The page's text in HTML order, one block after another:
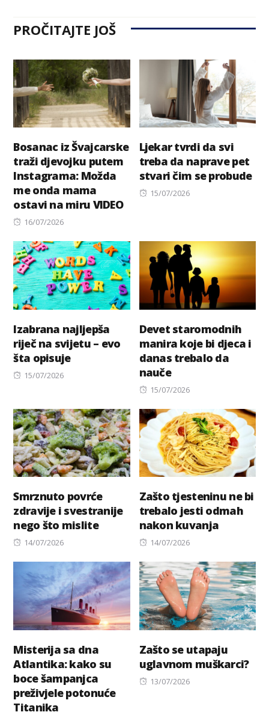
PROČITAJTE JOŠ
Bosanac iz Švajcarske
traži djevojku putem
Instagrama: Možda
me onda mama
ostavi na miru VIDEO
Posted
16/07/2026
Ljekar tvrdi da svi
treba da naprave pet
stvari čim se probude
Posted
15/07/2026
Izabrana najljepša
riječ na svijetu – evo
šta opisuje
Posted
15/07/2026
Devet staromodnih
manira koje bi djeca i
danas trebalo da
nauče
Posted
15/07/2026
Smrznuto povrće
zdravije i svestranije
nego što mislite
Posted
14/07/2026
Zašto tjesteninu ne bi
trebalo jesti odmah
nakon kuvanja
Posted
14/07/2026
Misterija sa dna
Atlantika: kako su
boce šampanjca
preživjele potonuće
Titanika
Zašto se utapaju
uglavnom muškarci?
Posted
13/07/2026